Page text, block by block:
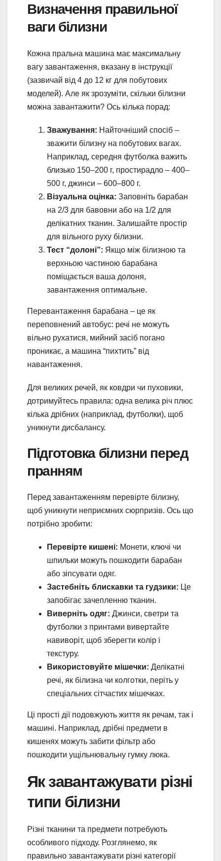
Визначення правильної
ваги білизни
Кожна пральна машина має максимальну
вагу завантаження, вказану в інструкції
(зазвичай від 4 до 12 кг для побутових
моделей). Але як зрозуміти, скільки білизни
можна завантажити? Ось кілька порад:
Зважування: Найточніший спосіб –
зважити білизну на побутових вагах.
Наприклад, середня футболка важить
близько 150–200 г, простирадло – 400–
500 г, джинси – 600–800 г.
Візуальна оцінка: Заповніть барабан
на 2/3 для бавовни або на 1/2 для
делікатних тканин. Залишайте простір
для вільного руху білизни.
Тест “долоні”: Якщо між білизною та
верхньою частиною барабана
поміщається ваша долоня,
завантаження оптимальне.
Перевантаження барабана – це як
переповнений автобус: речі не можуть
вільно рухатися, мийний засіб погано
проникає, а машина “пихтить” від
навантаження.
Для великих речей, як ковдри чи пуховики,
дотримуйтесь правила: одна велика річ плюс
кілька дрібних (наприклад, футболки), щоб
уникнути дисбалансу.
Підготовка білизни перед
пранням
Перед завантаженням перевірте білизну,
щоб уникнути неприємних сюрпризів. Ось що
потрібно зробити:
Перевірте кишені: Монети, ключі чи
шпильки можуть пошкодити барабан
або зіпсувати одяг.
Застебніть блискавки та гудзики: Це
запобігає зачепленню тканин.
Виверніть одяг: Джинси, светри та
футболки з принтами вивертайте
навиворіт, щоб зберегти колір і
текстуру.
Використовуйте мішечки: Делікатні
речі, як білизна чи колготки, періть у
спеціальних сітчастих мішечках.
Ці прості дії подовжують життя як речам, так і
машині. Наприклад, дрібні предмети в
кишенях можуть забити фільтр або
пошкодити ущільнювальну гумку люка.
Як завантажувати різні
типи білизни
Різні тканини та предмети потребують
особливого підходу. Розглянемо, як
правильно завантажувати різні категорії